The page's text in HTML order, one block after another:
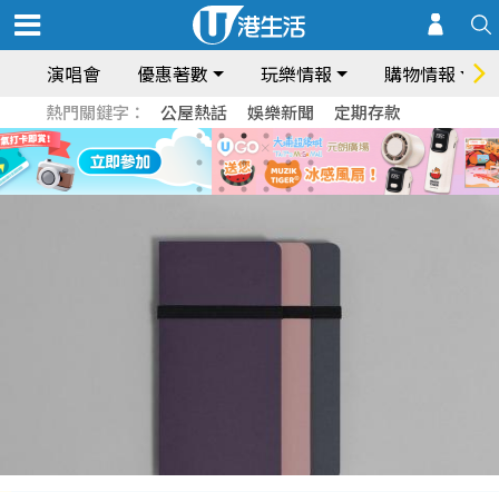
演唱會 優惠著數 玩樂情報 購物情報
熱門關鍵字： 公屋熱話 娛樂新聞 定期存款